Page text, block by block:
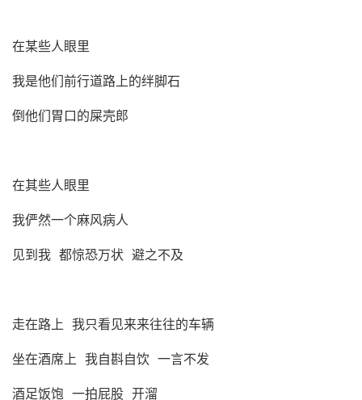
在某些人眼里
我是他们前行道路上的绊脚石
倒他们胃口的屎壳郎
在其些人眼里
我俨然一个麻风病人
见到我 都惊恐万状 避之不及
走在路上 我只看见来来往往的车辆
坐在酒席上 我自斟自饮 一言不发
酒足饭饱 一拍屁股 开溜